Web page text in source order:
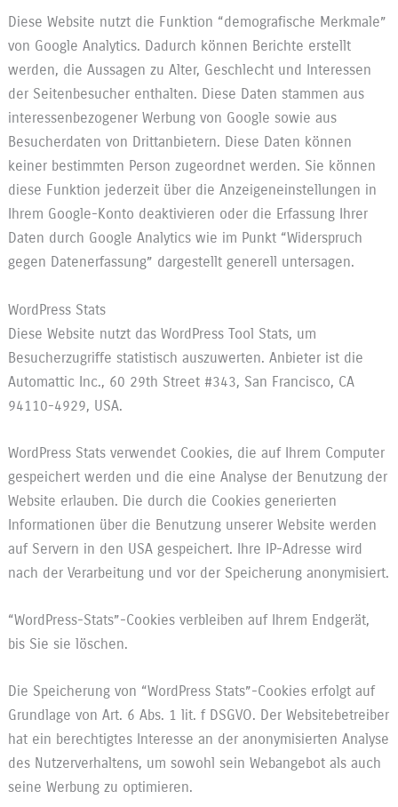
Diese Website nutzt die Funktion “demografische Merkmale”
von Google Analytics. Dadurch können Berichte erstellt
werden, die Aussagen zu Alter, Geschlecht und Interessen
der Seitenbesucher enthalten. Diese Daten stammen aus
interessenbezogener Werbung von Google sowie aus
Besucherdaten von Drittanbietern. Diese Daten können
keiner bestimmten Person zugeordnet werden. Sie können
diese Funktion jederzeit über die Anzeigeneinstellungen in
Ihrem Google-Konto deaktivieren oder die Erfassung Ihrer
Daten durch Google Analytics wie im Punkt “Widerspruch
gegen Datenerfassung” dargestellt generell untersagen.
WordPress Stats
Diese Website nutzt das WordPress Tool Stats, um
Besucherzugriffe statistisch auszuwerten. Anbieter ist die
Automattic Inc., 60 29th Street #343, San Francisco, CA
94110-4929, USA.
WordPress Stats verwendet Cookies, die auf Ihrem Computer
gespeichert werden und die eine Analyse der Benutzung der
Website erlauben. Die durch die Cookies generierten
Informationen über die Benutzung unserer Website werden
auf Servern in den USA gespeichert. Ihre IP-Adresse wird
nach der Verarbeitung und vor der Speicherung anonymisiert.
“WordPress-Stats”-Cookies verbleiben auf Ihrem Endgerät,
bis Sie sie löschen.
Die Speicherung von “WordPress Stats”-Cookies erfolgt auf
Grundlage von Art. 6 Abs. 1 lit. f DSGVO. Der Websitebetreiber
hat ein berechtigtes Interesse an der anonymisierten Analyse
des Nutzerverhaltens, um sowohl sein Webangebot als auch
seine Werbung zu optimieren.